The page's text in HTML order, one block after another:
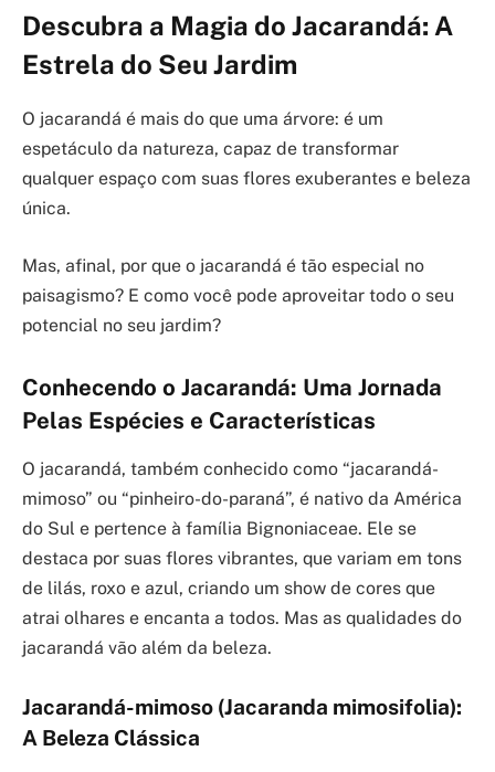
Descubra a Magia do Jacarandá: A
Estrela do Seu Jardim
O jacarandá é mais do que uma árvore: é um
espetáculo da natureza, capaz de transformar
qualquer espaço com suas flores exuberantes e beleza
única.
Mas, afinal, por que o jacarandá é tão especial no
paisagismo? E como você pode aproveitar todo o seu
potencial no seu jardim?
Conhecendo o Jacarandá: Uma Jornada
Pelas Espécies e Características
O jacarandá, também conhecido como “jacarandá-
mimoso” ou “pinheiro-do-paraná”, é nativo da América
do Sul e pertence à família Bignoniaceae. Ele se
destaca por suas flores vibrantes, que variam em tons
de lilás, roxo e azul, criando um show de cores que
atrai olhares e encanta a todos. Mas as qualidades do
jacarandá vão além da beleza.
Jacarandá-mimoso (Jacaranda mimosifolia):
A Beleza Clássica